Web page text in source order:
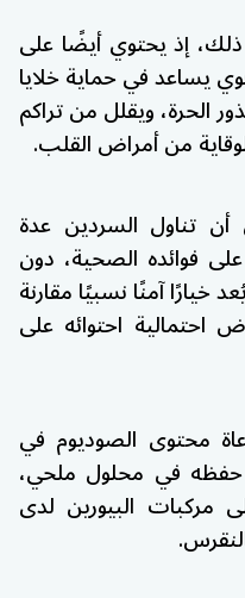
إذ يحتوي أيضًا على
يساعد في حماية خلايا
الحرة، ويقلل من تراكم
من أمراض القلب.
أن تناول السردين عدة
فوائده الصحية، دون
خيارًا آمنًا نسبيًا مقارنة
احتمالية احتوائه على
محتوى الصوديوم في
في محلول ملحي،
مركبات البيورين لدى